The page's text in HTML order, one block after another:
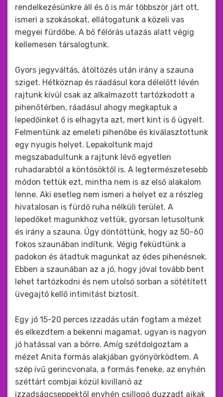
rendelkezésünkre áll és ő is már többször járt ott,
ismeri a szokásokat, ellátogatunk a közeli vas
megyei fürdőbe. A bő félórás utazás alatt végig
kellemesen társalogtunk.
Gyors jegyváltás, átöltözés után irány a szauna
sziget. Hétköznap és ráadásul kora délelőtt lévén
rajtunk kívül csak az alkalmazott tartózkodott a
pihenőtérben, ráadásul ahogy megkaptuk a
lepedőinket ő is elhagyta azt, mert kint is ő ügyelt.
Felmentünk az emeleti pihenőbe és kiválasztottunk
egy nyugis helyet. Lepakoltunk majd
megszabadultunk a rajtunk lévő egyetlen
ruhadarabtól a köntösöktől is. A legtermészetesebb
módon tettük ezt, mintha nem is az első alakalom
lenne. Aki esetleg nem ismeri a helyet ez a részleg
hivatalosan is fürdő ruha nélküli terület. A
lepedőket magunkhoz vettük, gyorsan letusoltunk
és irány a szauna. Úgy döntöttünk, hogy az 50-60
fokos szaunában indítunk. Végig feküdtünk a
padokon és átadtuk magunkat az édes pihenésnek.
Ebben a szaunában az a jó, hogy jóval tovább bent
lehet tartózkodni és nem utolsó sorban a sötétített
üvegajtó kellő intimitást biztosít.
Egy jó 15-20 perces izzadás után fogtam a mézet
és elkezdtem a bekenni magamat, ugyan is nagyon
jó hatással van a bőrre. Amíg szétdolgoztam a
mézet Anita formás alakjában gyönyörködtem. A
szép ívű gerincvonala, a formás feneke, az enyhén
széttárt combjai közül kivillanó az
izzadságcseppektől enyhén csillogó duzzadt ajkak